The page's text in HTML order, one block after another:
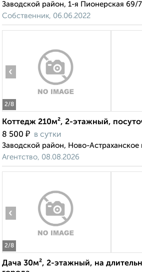
Заводской район, 1-я Пионерская 69/
Собственник, 06.06.2022
2/8
‹
Коттедж 210м², 2-этажный,
8 500 ₽ в сутки
Заводской район, Ново-Астраханское
Агентство, 08.08.2026
2/8
‹
Дача 30м², 2-этажный, на